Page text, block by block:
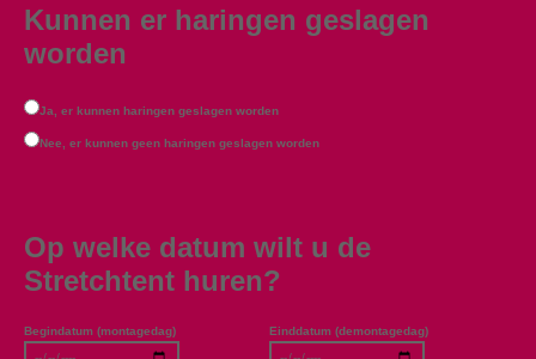
Kunnen er haringen geslagen
worden
Ja, er kunnen haringen geslagen worden
Nee, er kunnen geen haringen geslagen worden
Op welke datum wilt u de
Stretchtent huren?
Begindatum (montagedag) Einddatum (demontagedag)